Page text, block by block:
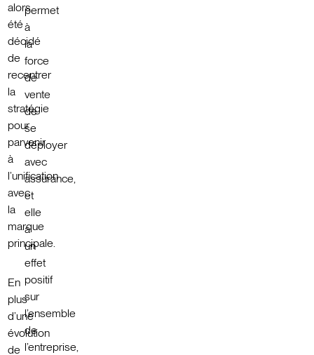
alors
été
décidé
de
recentrer
la
stratégie
pour
parvenir
à
l’unification
avec
la
marque
principale.
En
plus
d’une
évolution
de
permet
à
la
force
de
vente
de
se
déployer
avec
assurance,
et
elle
a
un
effet
positif
sur
l’ensemble
de
l’entreprise,